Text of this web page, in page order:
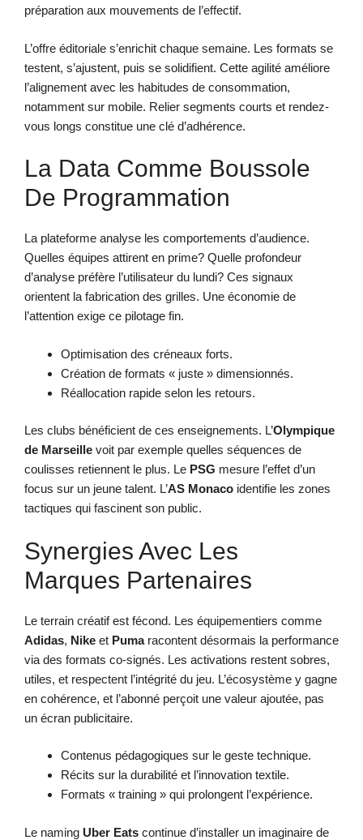
préparation aux mouvements de l’effectif.
L’offre éditoriale s’enrichit chaque semaine. Les formats se
testent, s’ajustent, puis se solidifient. Cette agilité améliore
l’alignement avec les habitudes de consommation,
notamment sur mobile. Relier segments courts et rendez-
vous longs constitue une clé d’adhérence.
La Data Comme Boussole
De Programmation
La plateforme analyse les comportements d’audience.
Quelles équipes attirent en prime? Quelle profondeur
d’analyse préfère l’utilisateur du lundi? Ces signaux
orientent la fabrication des grilles. Une économie de
l’attention exige ce pilotage fin.
Optimisation des créneaux forts.
Création de formats « juste » dimensionnés.
Réallocation rapide selon les retours.
Les clubs bénéficient de ces enseignements. L’Olympique
de Marseille voit par exemple quelles séquences de
coulisses retiennent le plus. Le PSG mesure l’effet d’un
focus sur un jeune talent. L’AS Monaco identifie les zones
tactiques qui fascinent son public.
Synergies Avec Les
Marques Partenaires
Le terrain créatif est fécond. Les équipementiers comme
Adidas, Nike et Pumaracontent désormais la performance
via des formats co-signés. Les activations restent sobres,
utiles, et respectent l’intégrité du jeu. L’écosystème y gagne
en cohérence, et l’abonné perçoit une valeur ajoutée, pas
un écran publicitaire.
Contenus pédagogiques sur le geste technique.
Récits sur la durabilité et l’innovation textile.
Formats « training » qui prolongent l’expérience.
Le naming Uber Eats continue d’installer un imaginaire de